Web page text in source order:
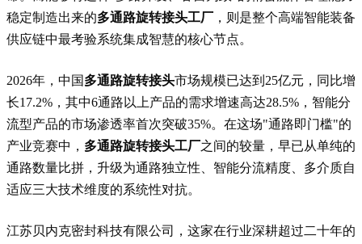
稳定制造出来的多通路旋转接头工厂 ，则是整个高端智能装备
供应链中最考验系统集成智慧的核心节点。
2026年，中国 多通路旋转接头市场规模已达到25亿元，同比增
长17.2%，其中6通路以上产品的需求增速高达28.5%，智能分
流型产品的市场渗透率首次突破35%。在这场"通路即门槛"的
产业竞赛中， 多通路旋转接头工厂之间的较量，早已从单纯的
通路数量比拼，升级为通路独立性、智能分流精度、多介质自
适应三大技术维度的系统性对抗。
江苏贝内克密封科技有限公司，这家在行业深耕超过二十年的